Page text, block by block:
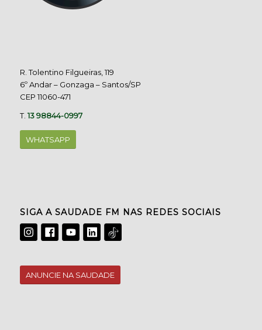
R. Tolentino Filgueiras, 119
6º Andar – Gonzaga – Santos/SP
CEP 11060-471
T.13 98844-0997
WHATSAPP
SIGA A SAUDADE FM NAS REDES SOCIAIS
ANUNCIE NA SAUDADE